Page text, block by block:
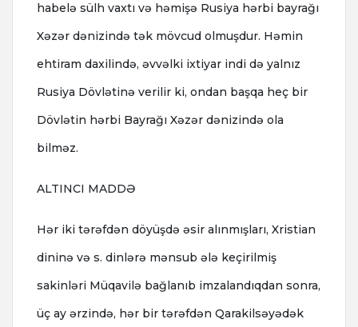
habelə sülh vaxtı və həmişə Rusiya hərbi bayrağı
Xəzər dənizində tək mövcud olmuşdur. Həmin
ehtiram daxilində, əvvəlki ixtiyar indi də yalnız
Rusiya Dövlətinə verilir ki, ondan başqa heç bir
Dövlətin hərbi Bayrağı Xəzər dənizində ola
bilməz.
ALTINCI MADDƏ
Hər iki tərəfdən döyüşdə əsir alınmışları, Xristian
dininə və s. dinlərə mənsub ələ keçirilmiş
sakinləri Müqavilə bağlanıb imzalandıqdan sonra,
üç ay ərzində, hər bir tərəfdən Qarakilsəyədək